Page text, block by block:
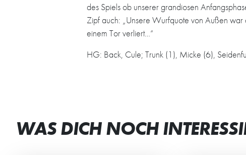
des Spiels ob unserer grandiosen
Zipf auch: „Unsere Wurfquote von Außen
einem Tor verliert…“
HG: Back, Cule; Trunk (1), Micke (6),
WAS DICH NOCH